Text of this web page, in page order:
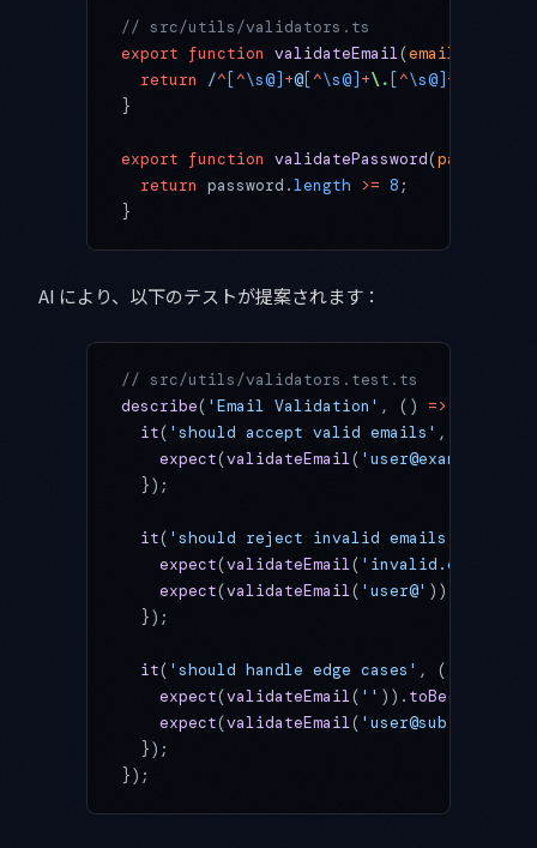
// src/utils/validators.ts
export function validateEmail(email
  return
/^ [ ^\s@] +@[ ^\s@] +\. [ ^\s@] +$
}
export function validatePassword(password
  return
password.length >= 8 ;
}
AI により、以下のテストが提案されます：
// src/utils/validators.test.ts
describe( 'Email Validation' , () =>
  it
( 'should accept valid emails' , ()
    expect
(validateEmail( 'user@example.com'
  });
  it
( 'should reject invalid emails'
    expect
(validateEmail( 'invalid.email'
    expect
(validateEmail( 'user@' )).
  });
  it
( 'should handle edge cases' , ()
    expect
(validateEmail( '' )). toBe(
    expect
(validateEmail(
  });
});